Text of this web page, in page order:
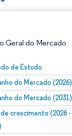
Geral do Mercado
de Estudo
do Mercado (2026)
do Mercado (2031)
de crescimento (2026 -